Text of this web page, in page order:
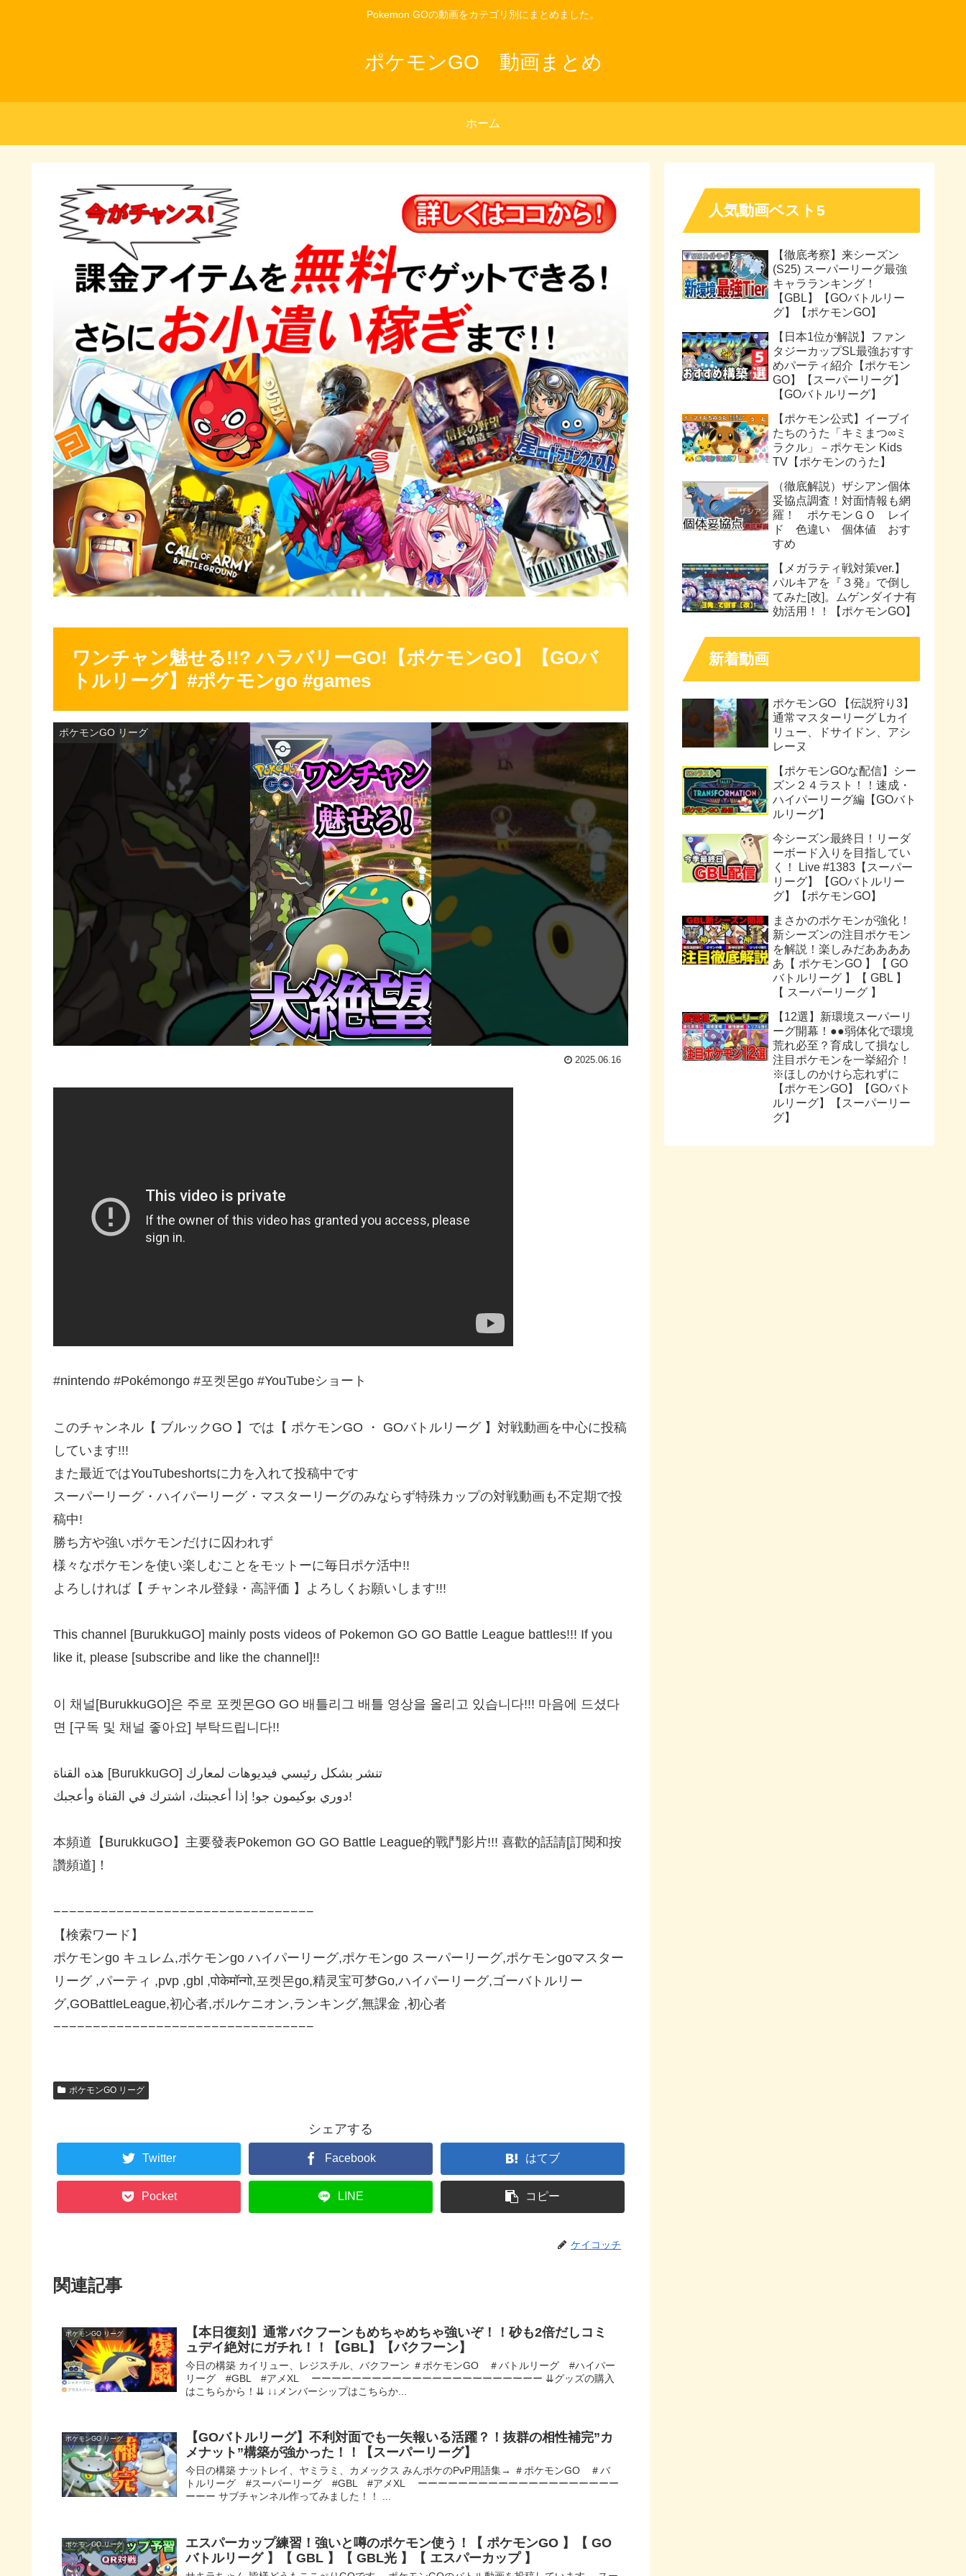
Pokemon GOの動画をカテゴリ別にまとめました。
ポケモンGO 動画まとめ
ホーム
ワンチャン魅せる!!? ハラバリーGO!【ポケモンGO】【GOバ
トルリーグ】#ポケモンgo #games
ポケモンGO リーグ
2025.06.16
#nintendo #Pokémongo #포켓몬go #YouTubeショート
このチャンネル【 ブルックGO 】では【 ポケモンGO ・ GOバトルリーグ 】対戦動画を中心に投稿
しています!!!
また最近ではYouTubeshortsに力を入れて投稿中です
スーパーリーグ・ハイパーリーグ・マスターリーグのみならず特殊カップの対戦動画も不定期で投
稿中!
勝ち方や強いポケモンだけに囚われず
様々なポケモンを使い楽しむことをモットーに毎日ポケ活中!!
よろしければ【 チャンネル登録・高評価 】よろしくお願いします!!!
This channel [BurukkuGO] mainly posts videos of Pokemon GO GO Battle League battles!!! If you
like it, please [subscribe and like the channel]!!
이 채널[BurukkuGO]은 주로 포켓몬GO GO 배틀리그 배틀 영상을 올리고 있습니다!!! 마음에 드셨다
면 [구독 및 채널 좋아요] 부탁드립니다!!
هذه القناة [BurukkuGO] تنشر بشكل رئيسي فيديوهات لمعارك
دوري بوكيمون جو! إذا أعجبتك، اشترك في القناة وأعجبك!
本頻道【BurukkuGO】主要發表Pokemon GO GO Battle League的戰鬥影片!!! 喜歡的話請[訂閱和按
讚頻道]！
−−−−−−−−−−−−−−−−−−−−−−−−−−−−−−−−−
【検索ワード】
ポケモンgo キュレム,ポケモンgo ハイパーリーグ,ポケモンgo スーパーリーグ,ポケモンgoマスター
リーグ ,パーティ ,pvp ,gbl ,पोकेमॉन्गो,포켓몬go,精灵宝可梦Go,ハイパーリーグ,ゴーバトルリー
グ,GOBattleLeague,初心者,ボルケニオン,ランキング,無課金 ,初心者
−−−−−−−−−−−−−−−−−−−−−−−−−−−−−−−−−
ポケモンGO リーグ
シェアする
Twitter Facebook はてブ
Pocket LINE コピー
ケイコッチ
関連記事
ポケモンGO リーグ
【本日復刻】通常バクフーンもめちゃめちゃ強いぞ！！砂も2倍だしコミ
ュデイ絶対にガチれ！！【GBL】【バクフーン】
今日の構築 カイリュー、レジスチル、バクフーン ＃ポケモンGO ＃バトルリーグ #ハイパー
リーグ #GBL #アメXL ーーーーーーーーーーーーーーーーーーーーーーー ⇊グッズの購入
はこちらから！⇊ ↓↓メンバーシップはこちらか...
ポケモンGO リーグ
【GOバトルリーグ】不利対面でも一矢報いる活躍？！抜群の相性補完”カ
メナット”構築が強かった！！【スーパーリーグ】
今日の構築 ナットレイ、ヤミラミ、カメックス みんポケのPvP用語集→ ＃ポケモンGO ＃バ
トルリーグ #スーパーリーグ #GBL #アメXL ーーーーーーーーーーーーーーーーーーーー
ーーー サブチャンネル作ってみました！！ ...
ポケモンGO リーグ
エスパーカップ練習！強いと噂のポケモン使う！【 ポケモンGO 】【 GO
バトルリーグ 】【 GBL 】【 GBL光 】【 エスパーカップ 】
人気動画ベスト5
【徹底考察】来シーズン
(S25) スーパーリーグ最強
キャラランキング！
【GBL】【GOバトルリー
グ】【ポケモンGO】
【日本1位が解説】ファン
タジーカップSL最強おすす
めパーティ紹介【ポケモン
GO】【スーパーリーグ】
【GOバトルリーグ】
【ポケモン公式】イーブイ
たちのうた「キミまつ∞ミ
ラクル」－ポケモン Kids
TV【ポケモンのうた】
（徹底解説）ザシアン個体
妥協点調査！対面情報も網
羅！ ポケモンＧＯ レイ
ド 色違い 個体値 おす
すめ
【メガラティ戦対策ver.】
パルキアを『３発』で倒し
てみた[改]。ムゲンダイナ有
効活用！！【ポケモンGO】
新着動画
ポケモンGO 【伝説狩り3】
通常マスターリーグ Lカイ
リュー、ドサイドン、アシ
レーヌ
【ポケモンGOな配信】シー
ズン２４ラスト！！速成・
ハイパーリーグ編【GOバト
ルリーグ】
今シーズン最終日！リーダ
ーボード入りを目指してい
く！ Live #1383【スーパー
リーグ】【GOバトルリー
グ】【ポケモンGO】
まさかのポケモンが強化！
新シーズンの注目ポケモン
を解説！楽しみだああああ
あ【 ポケモンGO 】【 GO
バトルリーグ 】【 GBL 】
【 スーパーリーグ 】
【12選】新環境スーパーリ
ーグ開幕！●●弱体化で環境
荒れ必至？育成して損なし
注目ポケモンを一挙紹介！
※ほしのかけら忘れずに
【ポケモンGO】【GOバト
ルリーグ】【スーパーリー
グ】